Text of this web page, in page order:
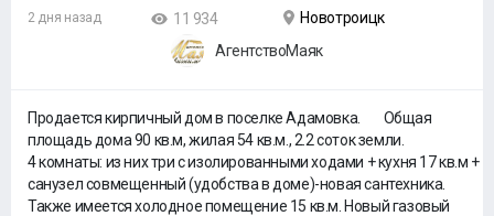
2 дня назад 11 934
Новотроицк
АгентствоМаяк
Продается кирпичный дом в поселке Адамовка. Общая
площадь дома 90 кв.м, жилая 54 кв.м., 2.2 соток земли.
4 комнаты: из них три с изолированными ходами + кухня 17 кв.м +
санузел совмещенный (удобства в доме)-новая сантехника.
Также имеется холодное помещение 15 кв.м. Новый газовый